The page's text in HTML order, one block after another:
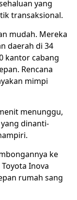
yang
transaksional.
mudah. Mereka
daerah di 34
kantor cabang
Rencana
mimpi
menunggu,
dinanti-
ke
Inova
rumah sang